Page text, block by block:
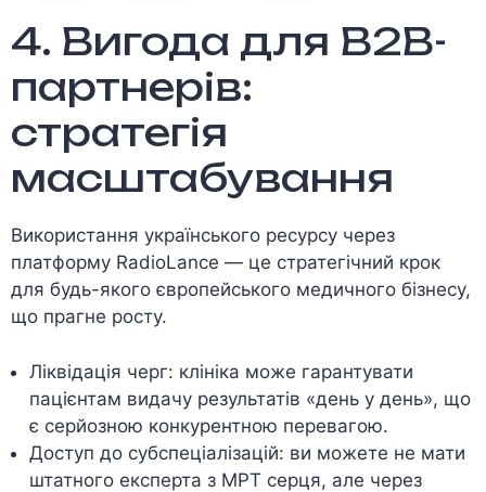
4. Вигода для B2B-
партнерів:
стратегія
масштабування
Використання українського ресурсу через
платформу RadioLance — це стратегічний крок
для будь-якого європейського медичного бізнесу,
що прагне росту.
Ліквідація черг: клініка може гарантувати
пацієнтам видачу результатів «день у день», що
є серйозною конкурентною перевагою.
Доступ до субспеціалізацій: ви можете не мати
штатного експерта з МРТ серця, але через